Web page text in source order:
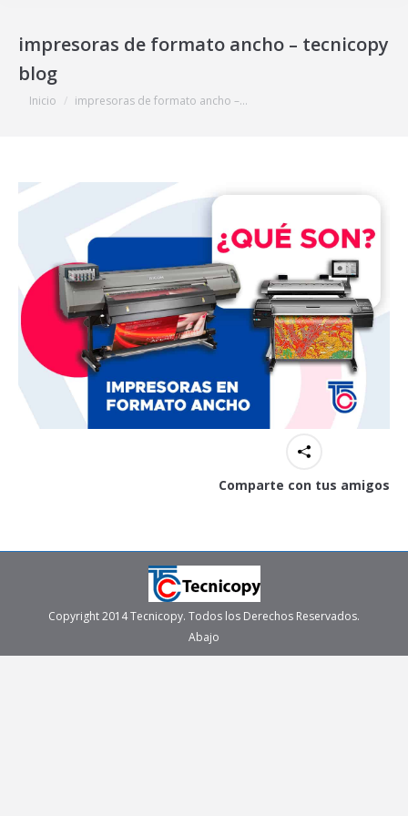
impresoras de formato ancho – tecnicopy
blog
Estás aquí:
Inicio impresoras de formato ancho –…
Comparte con tus amigos
Copyright 2014 Tecnicopy. Todos los Derechos Reservados.
Abajo